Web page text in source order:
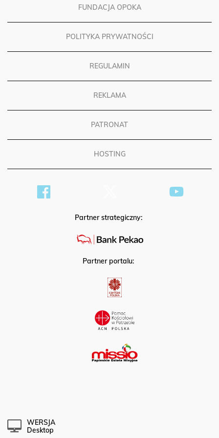
FUNDACJA OPOKA
POLITYKA PRYWATNOŚCI
REGULAMIN
REKLAMA
PATRONAT
HOSTING
Partner strategiczny:
Partner portalu:
WERSJA
Desktop